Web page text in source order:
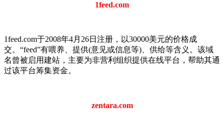
1feed.com
1feed.com于2008年4月26日注册，以30000美元的价格成
交。“feed”有喂养、提供(意见或信息等)、供给等含义。该域
名曾被启用建站，主要为非营利组织提供在线平台，帮助其通
过该平台筹集资金。
zentara.com